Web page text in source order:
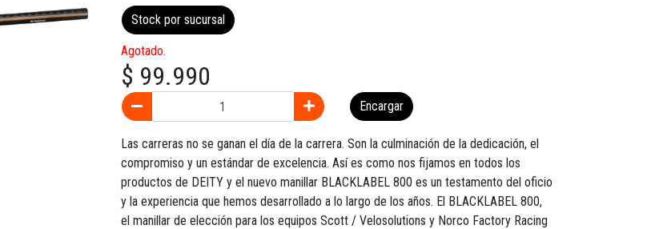
Stock por sucursal
Agotado.
$ 99.990
Encargar
Las carreras no se ganan el día de la carrera. Son la culminación de la dedicación, el
compromiso y un estándar de excelencia. Así es como nos fijamos en todos los
productos de DEITY y el nuevo manillar BLACKLABEL 800 es un testamento del oficio
y la experiencia que hemos desarrollado a lo largo de los años. El BLACKLABEL 800,
el manillar de elección para los equipos Scott / Velosolutions y Norco Factory Racing